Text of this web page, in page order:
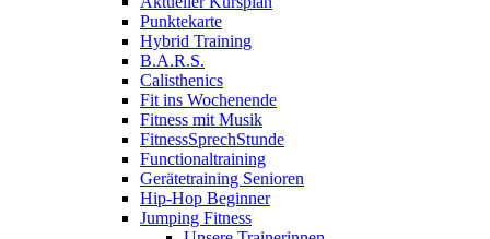
Punktekarte
Hybrid Training
B.A.R.S.
Calisthenics
Fit ins Wochenende
Fitness mit Musik
FitnessSprechStunde
Functionaltraining
Gerätetraining Senioren
Hip-Hop Beginner
Jumping Fitness